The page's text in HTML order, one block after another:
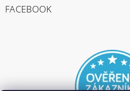
FACEBOOK